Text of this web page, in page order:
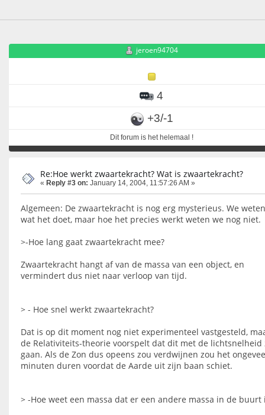
jeroen94704
4
+3/-1
Dit forum is het helemaal !
Re:Hoe werkt zwaartekracht? Wat is zwaartekracht?
« Reply #3 on: January 14, 2004, 11:57:26 AM »
Algemeen: De zwaartekracht is nog erg mysterieus. We
wat het doet, maar hoe het precies werkt weten we nog niet.
>-Hoe lang gaat zwaartekracht mee?
Zwaartekracht hangt af van de massa van een object, en
vermindert dus niet naar verloop van tijd.
> - Hoe snel werkt zwaartekracht?
Dat is op dit moment nog niet experimenteel vastgesteld,
de Relativiteits-theorie voorspelt dat dit met de lichtsnelheid
gaan. Als de Zon dus opeens zou verdwijnen zou het
minuten duren voordat de Aarde uit zijn baan schiet.
> -Hoe weet een massa dat er een andere massa in de buurt